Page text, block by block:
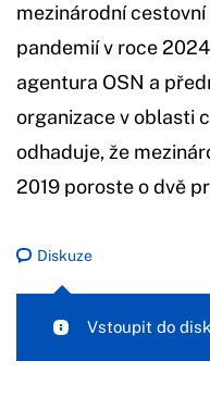
mezinárodní
pandemií v roce
agentura OSN a
organizace v oblasti
odhaduje, že
2019 poroste o dvě
Diskuze
Vstoupit do